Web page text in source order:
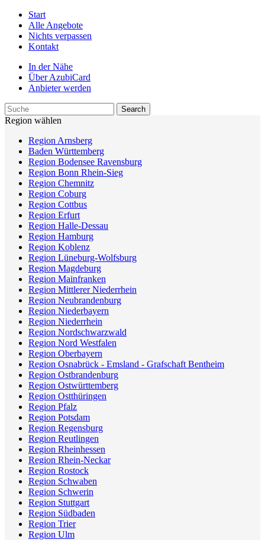
Start
Alle Angebote
Nichts verpassen
Kontakt
In der Nähe
Über AzubiCard
Anbieter werden
Region wählen
Region Arnsberg
Baden Württemberg
Region Bodensee Ravensburg
Region Bonn Rhein-Sieg
Region Chemnitz
Region Coburg
Region Cottbus
Region Erfurt
Region Halle-Dessau
Region Hamburg
Region Koblenz
Region Lüneburg-Wolfsburg
Region Magdeburg
Region Mainfranken
Region Mittlerer Niederrhein
Region Neubrandenburg
Region Niederbayern
Region Niederrhein
Region Nordschwarzwald
Region Nord Westfalen
Region Oberbayern
Region Osnabrück - Emsland - Grafschaft Bentheim
Region Ostbrandenburg
Region Ostwürttemberg
Region Ostthüringen
Region Pfalz
Region Potsdam
Region Regensburg
Region Reutlingen
Region Rheinhessen
Region Rhein-Neckar
Region Rostock
Region Schwaben
Region Schwerin
Region Stuttgart
Region Südbaden
Region Trier
Region Ulm